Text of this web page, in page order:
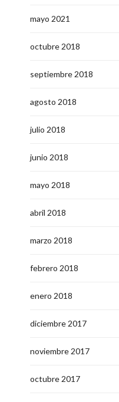
mayo 2021
octubre 2018
septiembre 2018
agosto 2018
julio 2018
junio 2018
mayo 2018
abril 2018
marzo 2018
febrero 2018
enero 2018
diciembre 2017
noviembre 2017
octubre 2017